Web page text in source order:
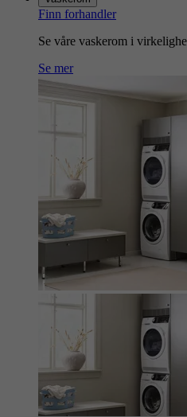
Finn forhandler
Se våre vaskerom i
Se mer